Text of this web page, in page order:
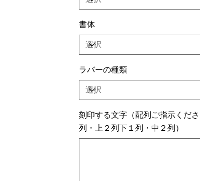
書体
ラバーの種類
刻印する文字（配列ご指示くだ
列・上２列下１列・中２列）